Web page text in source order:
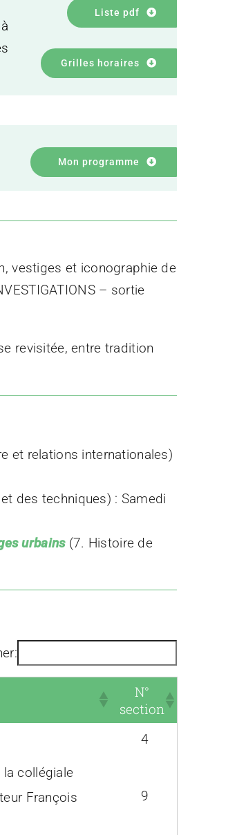
Liste pdf
Grilles horaires
Mon programme
vestiges et iconographie de
– sortie
revisitée, entre tradition
et relations internationales)
des techniques) : Samedi
urbains(7. Histoire de
N°
section
4
la collégiale
François
9